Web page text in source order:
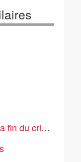
parfait ?